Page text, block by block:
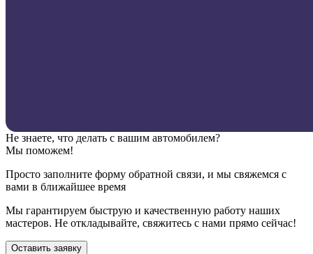
Не знаете, что делать с вашим автомобилем?
Мы поможем!
Просто заполните форму обратной связи, и мы свяжемся с
вами в ближайшее время
Мы гарантируем быструю и качественную работу наших
мастеров. Не откладывайте, свяжитесь с нами прямо сейчас!
Оставить заявку